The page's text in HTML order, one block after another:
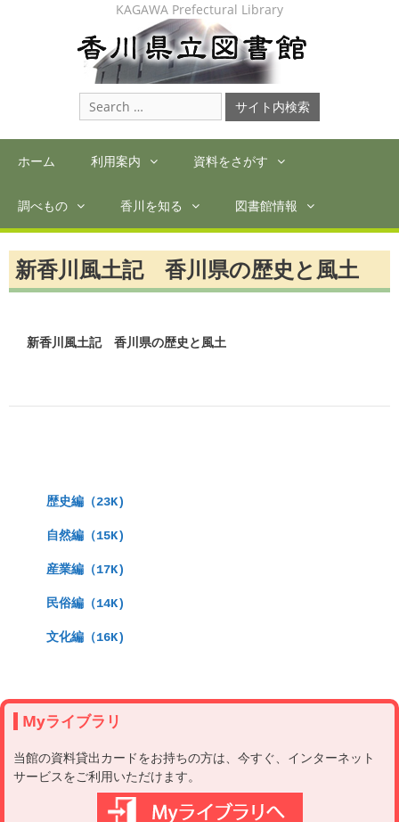
KAGAWA Prefectural Library
Search
for:
ホーム 利用案内 資料をさがす
調べもの 香川を知る 図書館情報
新香川風土記 香川県の歴史と風土
新香川風土記　香川県の歴史と風土
歴史編（23K)
自然編（15K)
産業編（17K)
民俗編（14K)
文化編（16K)
Myライブラリ
当館の資料貸出カードをお持ちの方は、今すぐ、インターネット
サービスをご利用いただけます。